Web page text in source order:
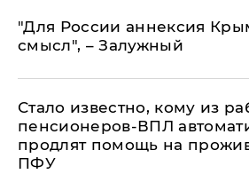
"Для России аннексия
смысл", – Залужный
Стало известно, кому из
пенсионеров-ВПЛ
продлят помощь на
ПФУ